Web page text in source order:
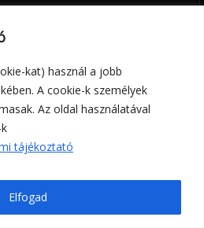
kat) használ a jobb
A cookie-k személyek
Az oldal használatával
tájékoztató
Elfogad
tájékoztató
BYHUNITY